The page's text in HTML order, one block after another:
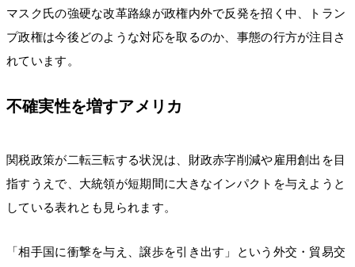
マスク氏の強硬な改革路線が政権内外で反発を招く中、トラン
プ政権は今後どのような対応を取るのか、事態の行方が注目さ
れています。
不確実性を増すアメリカ
関税政策が二転三転する状況は、財政赤字削減や雇用創出を目
指すうえで、大統領が短期間に大きなインパクトを与えようと
している表れとも見られます。
「相手国に衝撃を与え、譲歩を引き出す」という外交・貿易交